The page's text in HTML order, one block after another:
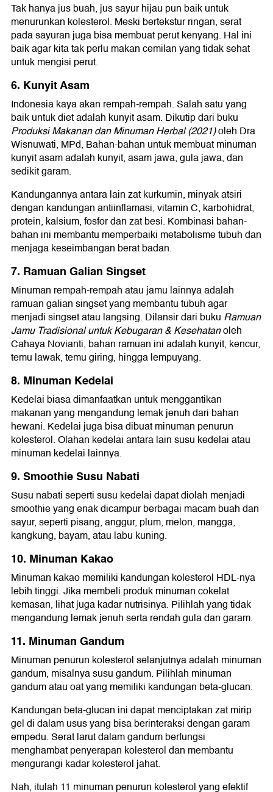
Tak hanya jus buah, jus sayur hijau pun baik untuk
menurunkan kolesterol. Meski bertekstur ringan, serat
pada sayuran juga bisa membuat perut kenyang. Hal ini
baik agar kita tak perlu makan cemilan yang tidak sehat
untuk mengisi perut.
6. Kunyit Asam
Indonesia kaya akan rempah-rempah. Salah satu yang
baik untuk diet adalah kunyit asam. Dikutip dari buku
Produksi Makanan dan Minuman Herbal (2021)oleh Dra
Wisnuwati, MPd, Bahan-bahan untuk membuat minuman
kunyit asam adalah kunyit, asam jawa, gula jawa, dan
sedikit garam.
Kandungannya antara lain zat kurkumin, minyak atsiri
dengan kandungan antiinflamasi, vitamin C, karbohidrat,
protein, kalsium, fosfor dan zat besi. Kombinasi bahan-
bahan ini membantu memperbaiki metabolisme tubuh dan
menjaga keseimbangan berat badan.
7. Ramuan Galian Singset
Minuman rempah-rempah atau jamu lainnya adalah
ramuan galian singset yang membantu tubuh agar
menjadi singset atau langsing. Dilansir dari buku Ramuan
Jamu Tradisional untuk Kebugaran & Kesehatanoleh
Cahaya Novianti, bahan ramuan ini adalah kunyit, kencur,
temu lawak, temu giring, hingga lempuyang.
8. Minuman Kedelai
Kedelai biasa dimanfaatkan untuk menggantikan
makanan yang mengandung lemak jenuh dari bahan
hewani. Kedelai juga bisa dibuat minuman penurun
kolesterol. Olahan kedelai antara lain susu kedelai atau
minuman kedelai lainnya.
9. Smoothie Susu Nabati
Susu nabati seperti susu kedelai dapat diolah menjadi
smoothie yang enak dicampur berbagai macam buah dan
sayur, seperti pisang, anggur, plum, melon, mangga,
kangkung, bayam, atau labu kuning.
10. Minuman Kakao
Minuman kakao memiliki kandungan kolesterol HDL-nya
lebih tinggi. Jika membeli produk minuman cokelat
kemasan, lihat juga kadar nutrisinya. Pilihlah yang tidak
mengandung lemak jenuh serta rendah gula dan garam.
11. Minuman Gandum
Minuman penurun kolesterol selanjutnya adalah minuman
gandum, misalnya susu gandum. Pilihlah minuman
gandum atau oat yang memiliki kandungan beta-glucan.
Kandungan beta-glucan ini dapat menciptakan zat mirip
gel di dalam usus yang bisa berinteraksi dengan garam
empedu. Serat larut dalam gandum berfungsi
menghambat penyerapan kolesterol dan membantu
mengurangi kadar kolesterol jahat.
Nah, itulah 11 minuman penurun kolesterol yang efektif